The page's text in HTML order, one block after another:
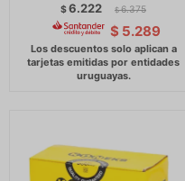
$6.222 $ 6.375
$ 5.289